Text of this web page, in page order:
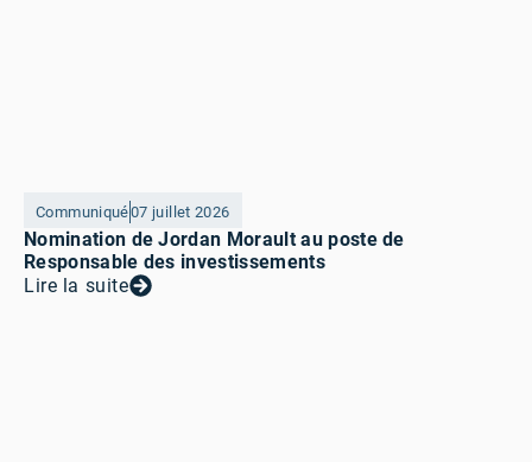
Communiqué07 juillet 2026
Nomination de Jordan Morault au poste de
Responsable des investissements
Lire la suite